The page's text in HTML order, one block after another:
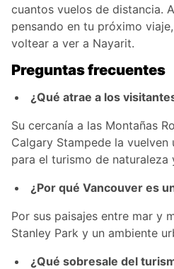
cuantos vuelos de distancia.
pensando en tu próximo
voltear a ver a Nayarit.
Preguntas frecuentes
¿Qué atrae a los
Su cercanía a las Montañas
Calgary Stampede la
para el turismo de naturaleza
¿Por qué Vancouver es
Por sus paisajes entre mar y
Stanley Park y un ambiente
¿Qué sobresale del